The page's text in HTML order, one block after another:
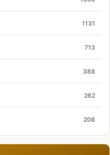
1131
713
388
262
208